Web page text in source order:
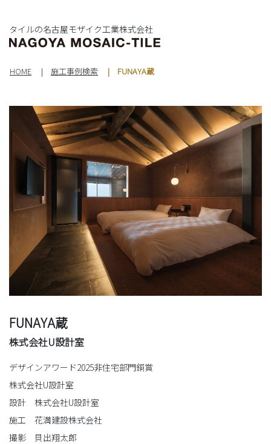
タイルの名古屋モザイク工業株式会社
HOME 施工事例検索 FUNAYA蔵
FUNAYA蔵
株式会社U設計室
デザインアワード2025非住宅部門銅賞
株式会社U設計室
設計 株式会社U設計室
施工 花満建設株式会社
撮影 貝出翔太郎